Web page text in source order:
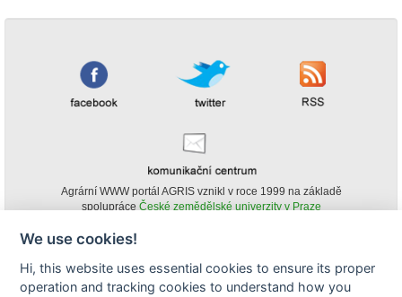
Agrární WWW portál AGRIS vznikl v roce 1999 na základě
spolupráce České zemědělské univerzity v Praze
obsahu agrárního WWW portálu AGRIS je možné
(pokud není uvedeno jinak) pouze za podmínky uvedení zdroje v podobě
We use cookies!
Hi, this website uses essential cookies to ensure its proper
operation and tracking cookies to understand how you